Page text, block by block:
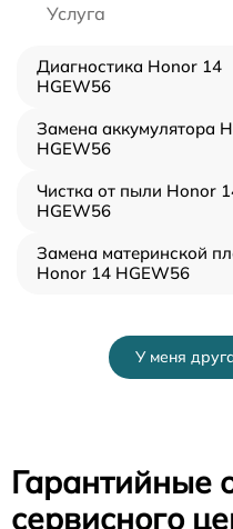
Услуга
Диагностика Honor 14
HGEW56
Замена аккумулятора
HGEW56
Чистка от пыли Honor
HGEW56
Замена материнской
Honor 14 HGEW56
У меня
Гарантийные
сервисного